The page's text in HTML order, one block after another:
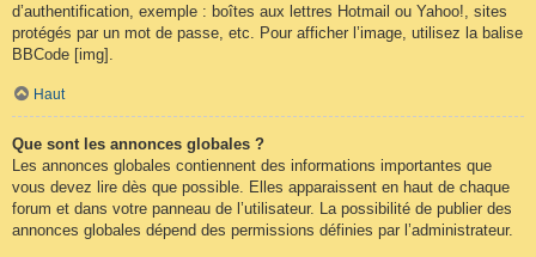
d’authentification, exemple : boîtes aux lettres Hotmail ou Yahoo!, sites
protégés par un mot de passe, etc. Pour afficher l’image, utilisez la balise
BBCode [img].
Haut
Que sont les annonces globales ?
Les annonces globales contiennent des informations importantes que
vous devez lire dès que possible. Elles apparaissent en haut de chaque
forum et dans votre panneau de l’utilisateur. La possibilité de publier des
annonces globales dépend des permissions définies par l’administrateur.